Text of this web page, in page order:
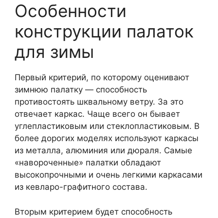
Особенности
конструкции палаток
для зимы
Первый критерий, по которому оценивают
зимнюю палатку — способность
противостоять шквальному ветру. За это
отвечает каркас. Чаще всего он бывает
углепластиковым или стеклопластиковым. В
более дорогих моделях используют каркасы
из металла, алюминия или дюраля. Самые
«навороченные» палатки обладают
высокопрочными и очень легкими каркасами
из кевларо-графитного состава.
Вторым критерием будет способность